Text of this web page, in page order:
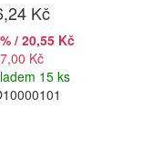
Kč
/ 20,55 Kč
Kč
15 ks